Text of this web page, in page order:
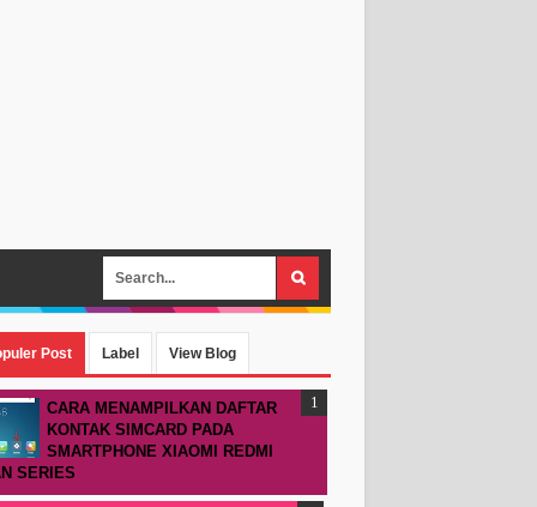
Post Label View Blog
CARA MENAMPILKAN DAFTAR
KONTAK SIMCARD PADA
SMARTPHONE XIAOMI REDMI
SERIES